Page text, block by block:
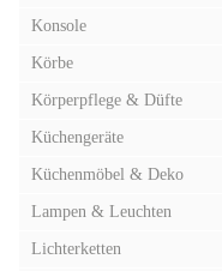
Konsole
Körbe
Körperpflege & Düfte
Küchengeräte
Küchenmöbel & Deko
Lampen & Leuchten
Lichterketten